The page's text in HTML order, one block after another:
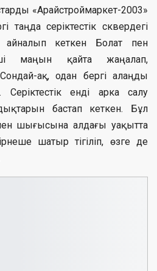
«Арайстрой­маркет-2003»
таңда серіктестік сквердегі
айналып кеткен Болат пен
маңын қайта жаңалап,
ақ, одан бергі алаңды
Серіктестік енді арка салу
бастап кеткен. Бұл
шығысына алдағы уақытта
шатыр тігіліп, өзге де